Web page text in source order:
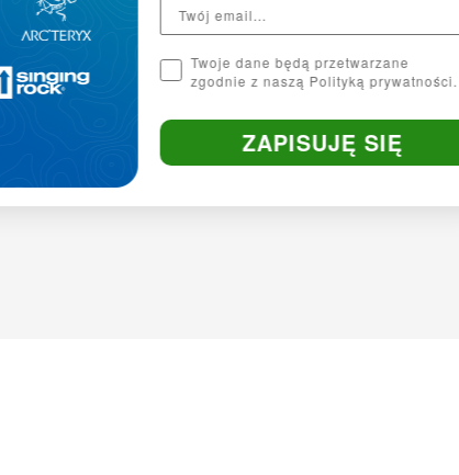
Krój
regular fit
Wełna merino
Twoje dane będą przetwarzane
zgodnie z naszą Polityką prywatności.
ZAPISUJĘ SIĘ